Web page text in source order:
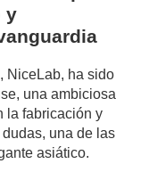
y
NiceLab, ha sido
una ambiciosa
la fabricación y
una de las
asiático.